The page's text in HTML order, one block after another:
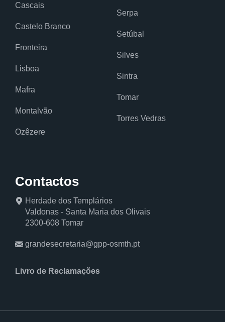
Cascais
Castelo Branco
Fronteira
Lisboa
Mafra
Montalvão
Ozêzere
Serpa
Setúbal
Silves
Sintra
Tomar
Torres Vedras
Contactos
Herdade dos Templários
Valdonas - Santa Maria dos Olivais
2300-608 Tomar
grandesecretaria@gpp-osmth.pt
Livro de Reclamações